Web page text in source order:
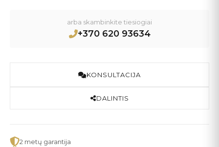
arba skambinkite tiesiogiai
+370 620 93634
KONSULTACIJA
DALINTIS
2 metų garantija